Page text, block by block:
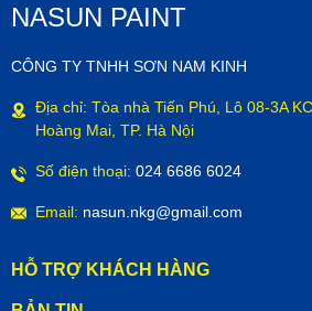
NASUN PAINT
CÔNG TY TNHH SƠN NAM KINH
Địa chỉ: Tòa nhà Tiến Phú, Lô 08-3A
Hoàng Mai, TP. Hà Nội
Số điện thoại: 024 6686 6024
Email: nasun.nkg@gmail.com
HỖ TRỢ KHÁCH HÀNG